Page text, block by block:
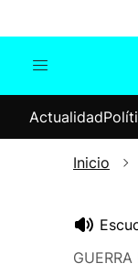
Internacional
Actualidad
Inicio